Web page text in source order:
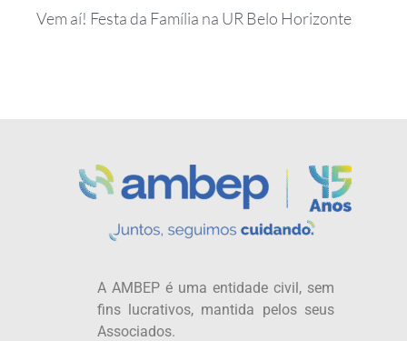
Vem aí! Festa da Família na UR Belo Horizonte
A AMBEP é uma entidade civil, sem
fins lucrativos, mantida pelos seus
Associados.